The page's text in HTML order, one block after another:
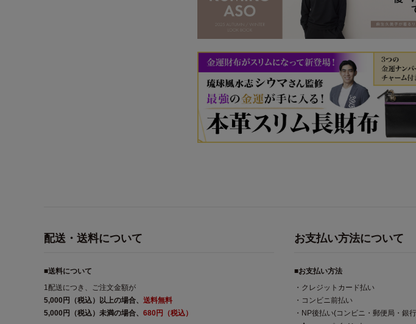
配送・送料について
■送料について
1配送につき、ご注文金額が
5,000円（税込）以上の場合、 送料無料
5,000円（税込）未満の場合、 680円（税込）
お支払い方法について
■お支払い方法
・クレジットカード払い
・コンビニ前払い
・NP後払い(コンビニ・郵便局・銀